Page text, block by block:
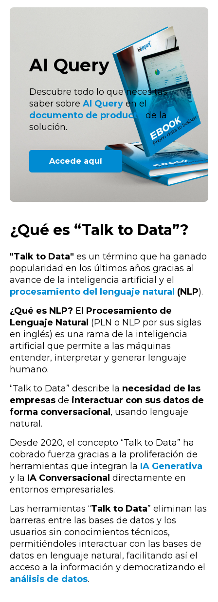
AI Query
Descubre todo lo que necesitas
saber sobre AI Query en el
documento de producto
de la
solución.
Accede aquí
¿Qué es “Talk to Data”?
"Talk to Data" es un término que ha ganado
popularidad en los últimos años gracias al
avance de la inteligencia artificial y el
procesamiento del lenguaje natural (NLP).
¿Qué es NLP? El Procesamiento de
Lenguaje Natural (PLN o NLP por sus siglas
en inglés) es una rama de la inteligencia
artificial que permite a las máquinas
entender, interpretar y generar lenguaje
humano.
“Talk to Data” describe la necesidad de las
empresas de interactuar con sus datos de
forma conversacional, usando lenguaje
natural.
Desde 2020, el concepto “Talk to Data” ha
cobrado fuerza gracias a la proliferación de
herramientas que integran la IA Generativa
y la IA Conversacional directamente en
entornos empresariales.
Las herramientas “Talk to Data” eliminan las
barreras entre las bases de datos y los
usuarios sin conocimientos técnicos,
permitiéndoles interactuar con las bases de
datos en lenguaje natural, facilitando así el
acceso a la información y democratizando el
análisis de datos.